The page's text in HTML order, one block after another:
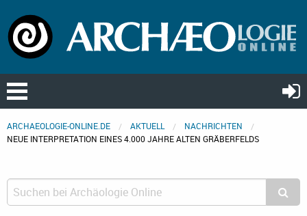
ARCHAEOLOGIE-ONLINE.DE AKTUELL
NACHRICHTEN
NEUE INTERPRETATION EINES 4.000 JAHRE ALTEN GRÄBERFELDS